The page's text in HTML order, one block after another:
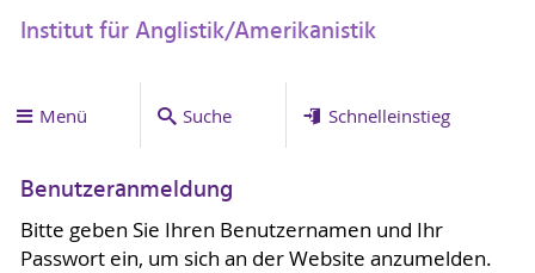
Institut für Anglistik/Amerikanistik
Menü Suche Schnelleinstieg
Benutzeranmeldung
Bitte geben Sie Ihren Benutzernamen und Ihr
Passwort ein, um sich an der Website anzumelden.